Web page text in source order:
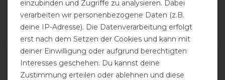
statt 29,95 €
20,97 € *
ARTIKEL MERKEN ARTIKEL MERKEN
einzubinden und Zugriffe zu analysieren. Dabei
verarbeiten wir personenbezogene Daten (z.B.
deine IP-Adresse). Die Datenverarbeitung erfolgt
erst nach dem Setzen der Cookies und kann mit
deiner Einwilligung oder aufgrund berechtigten
Interesses geschehen. Du kannst deine
Zustimmung erteilen oder ablehnen und diese